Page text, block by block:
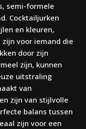
semi-formele
Cocktailjurken
en kleuren,
voor iemand die
door zijn
zijn, kunnen
uitstraling
van
zijn van stijlvolle
balans tussen
zijn voor een